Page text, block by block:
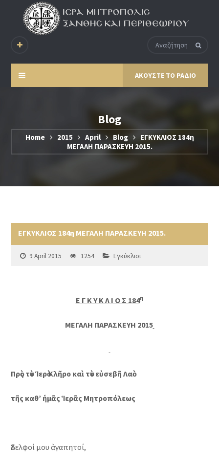
ΑΚΟΥΣΤΕ ΤΟ ΡΑΔΙΟ
Blog
Home 2015 April Blog
ΕΓΚΥΚΛΙΟΣ 184η
ΜΕΓΑΛΗ ΠΑΡΑΣΚΕΥΗ 2015.
ΕΓΚΥΚΛΙΟΣ 184η ΜΕΓΑΛΗ ΠΑΡΑΣΚΕΥΗ 2015.
9 April 2015 1254 Εγκύκλιοι
Ε Γ Κ Υ Κ Λ Ι Ο Σ 184η
ΜΕΓΑΛΗ ΠΑΡΑΣΚΕΥΗ 2015
Πρὸς τὸν Ἱερὸ Κλῆρο καὶ τὸν εὐσεβῆ Λαὸ
τῆς καθ’ ἡμᾶς Ἱερᾶς Μητροπόλεως
Ἀδελφοί μου ἀγαπητοί,